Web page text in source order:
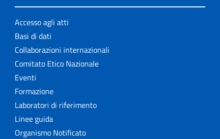
Accesso agli atti
Basi di dati
Collaborazioni internazionali
Comitato Etico Nazionale
Eventi
Formazione
Laboratori di riferimento
Linee guida
Organismo Notificato